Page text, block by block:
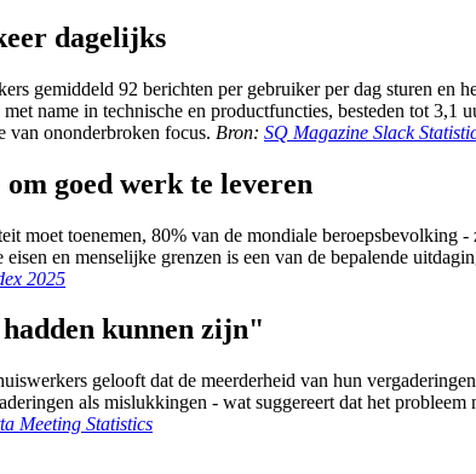
dagelijks
gemiddeld 92 berichten per gebruiker per dag sturen en
name in technische en productfuncties, besteden tot 3,1
van ononderbroken focus. Bron: SQ Magazine Slack
goed werk te leveren
moet toenemen, 80% van de mondiale beroepsbevolking -
en menselijke grenzen is een van de bepalende
2025
kunnen zijn"
gelooft dat de meerderheid van hun
als mislukkingen - wat suggereert dat het probleem
Meeting Statistics